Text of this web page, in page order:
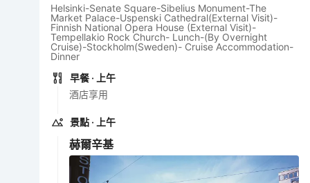
Helsinki-Senate Square-Sibelius Monument-The
Market Palace-Uspenski Cathedral(External Visit)-
Finnish National Opera House (External Visit)-
Tempellakio Rock Church- Lunch-(By Overnight
Cruise)-Stockholm(Sweden)- Cruise Accommodation-
Dinner
早餐 · 上午
酒店享用
景點 · 上午
赫爾辛基